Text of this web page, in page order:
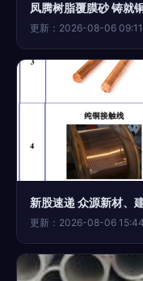
凤腾树脂覆膜砂 铸就
更新：2026-08-06
新股速递 众源新材、
更新：2026-08-06